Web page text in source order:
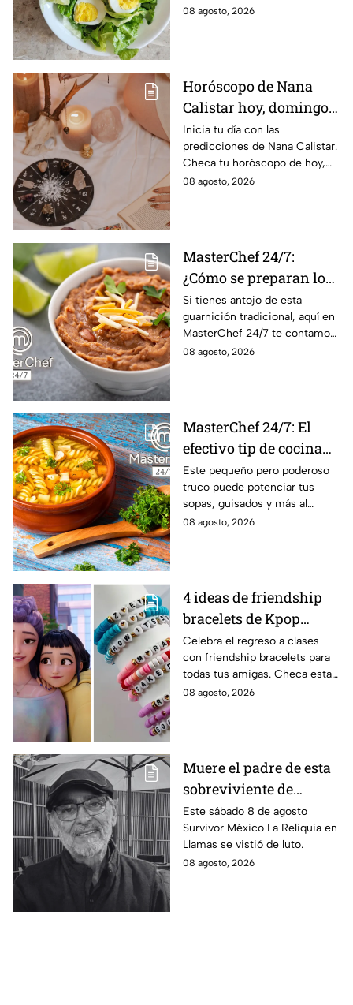
08 agosto, 2026
Horóscopo de Nana
Calistar hoy, domingo 9
de agosto: estos signos
tendrán ingresos extra
Inicia tu día con las
predicciones de Nana Calistar.
Checa tu horóscopo de hoy,
domingo 9 de agosto, y
08 agosto, 2026
MasterChef 24/7:
¿Cómo se preparan los
frijoles puercos estilo
Sonora?
Si tienes antojo de esta
guarnición tradicional, aquí en
MasterChef 24/7 te contamos
la receta.
08 agosto, 2026
MasterChef 24/7: El
efectivo tip de cocina
de las abuelas para
darle sabor extra al
caldillo
Este pequeño pero poderoso
truco puede potenciar tus
sopas, guisados y más al
máximo.
08 agosto, 2026
4 ideas de friendship
bracelets de Kpop
Demon Hunters para
intercambiar con tus
mejores amigas este
regreso a clases
Celebra el regreso a clases
con friendship bracelets para
todas tus amigas. Checa estas
4 ideas inspiradas en Kpop
08 agosto, 2026
Muere el padre de esta
sobreviviente de
Survivor México La
Reliquia en Llamas
Este sábado 8 de agosto
Survivor México La Reliquia en
Llamas se vistió de luto.
08 agosto, 2026